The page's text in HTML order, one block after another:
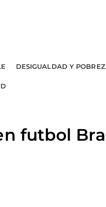
DESIGUALDAD Y
futbol